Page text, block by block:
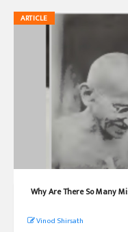
ARTICLE
Why Are There So Many
Vinod Shirsath